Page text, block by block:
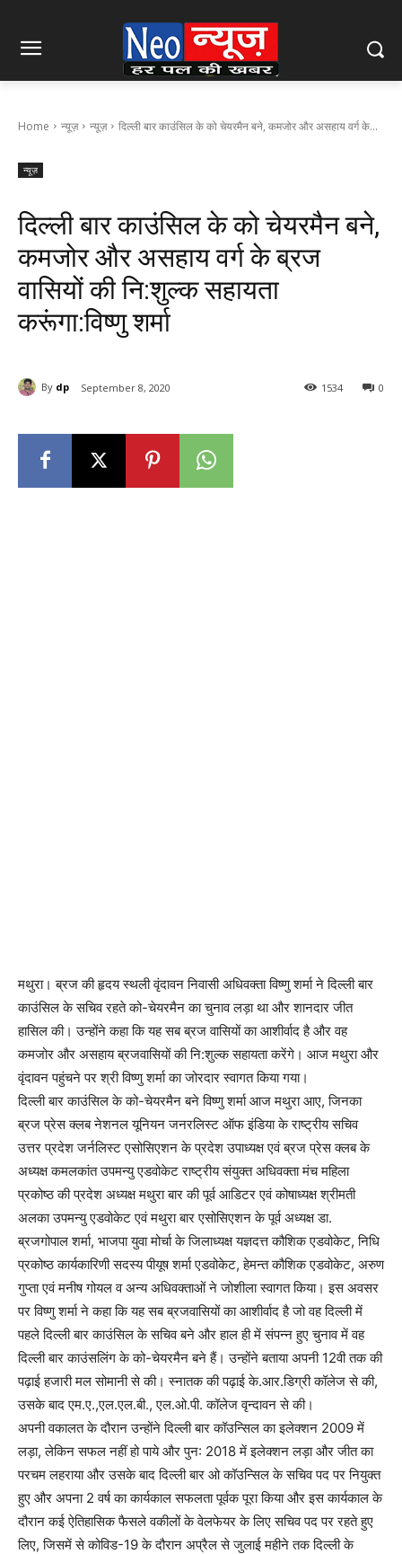
Home न्यूज़ न्यूज़ दिल्ली बार काउंसिल के को चेयरमैन बने, कमजोर और असहाय वर्ग के...
न्यूज़
दिल्ली बार काउंसिल के को चेयरमैन बने,
कमजोर और असहाय वर्ग के ब्रज
वासियों की नि:शुल्क सहायता
करूंगा:विष्णु शर्मा
By dp September 8, 2020 0
1534
मथुरा। ब्रज की हृदय स्थली वृंदावन निवासी अधिवक्ता विष्णु शर्मा ने दिल्ली बार
काउंसिल के सचिव रहते को-चेयरमैन का चुनाव लड़ा था और शानदार जीत
हासिल की। उन्होंने कहा कि यह सब ब्रज वासियों का आशीर्वाद है और वह
कमजोर और असहाय ब्रजवासियों की नि:शुल्क सहायता करेंगे। आज मथुरा और
वृंदावन पहुंचने पर श्री विष्णु शर्मा का जोरदार स्वागत किया गया।
दिल्ली बार काउंसिल के को-चेयरमैन बने विष्णु शर्मा आज मथुरा आए, जिनका
ब्रज प्रेस क्लब नेशनल यूनियन जनरलिस्ट ऑफ इंडिया के राष्ट्रीय सचिव
उत्तर प्रदेश जर्नलिस्ट एसोसिएशन के प्रदेश उपाध्यक्ष एवं ब्रज प्रेस क्लब के
अध्यक्ष कमलकांत उपमन्यु एडवोकेट राष्ट्रीय संयुक्त अधिवक्ता मंच महिला
प्रकोष्ठ की प्रदेश अध्यक्ष मथुरा बार की पूर्व आडिटर एवं कोषाध्यक्ष श्रीमती
अलका उपमन्यु एडवोकेट एवं मथुरा बार एसोसिएशन के पूर्व अध्यक्ष डा.
ब्रजगोपाल शर्मा, भाजपा युवा मोर्चा के जिलाध्यक्ष यज्ञदत्त कौशिक एडवोकेट, निधि
प्रकोष्ठ कार्यकारिणी सदस्य पीयूष शर्मा एडवोकेट, हेमन्त कौशिक एडवोकेट, अरुण
गुप्ता एवं मनीष गोयल व अन्य अधिवक्ताओं ने जोशीला स्वागत किया। इस अवसर
पर विष्णु शर्मा ने कहा कि यह सब ब्रजवासियों का आशीर्वाद है जो वह दिल्ली में
पहले दिल्ली बार काउंसिल के सचिव बने और हाल ही में संपन्न हुए चुनाव में वह
दिल्ली बार काउंसलिंग के को-चेयरमैन बने हैं। उन्होंने बताया अपनी 12वी तक की
पढ़ाई हजारी मल सोमानी से की। स्नातक की पढ़ाई के.आर.डिग्री कॉलेज से की,
उसके बाद एम.ए.,एल.एल.बी., एल.ओ.पी. कॉलेज वृन्दावन से की।
अपनी वकालत के दौरान उन्होंने दिल्ली बार कॉउन्सिल का इलेक्शन 2009 में
लड़ा, लेकिन सफल नहीं हो पाये और पुन: 2018 में इलेक्शन लड़ा और जीत का
परचम लहराया और उसके बाद दिल्ली बार ओ कॉउन्सिल के सचिव पद पर नियुक्त
हुए और अपना 2 वर्ष का कार्यकाल सफलता पूर्वक पूरा किया और इस कार्यकाल के
दौरान कई ऐतिहासिक फैसले वकीलों के वेलफेयर के लिए सचिव पद पर रहते हुए
लिए, जिसमें से कोविड-19 के दौरान अप्रैल से जुलाई महीने तक दिल्ली के